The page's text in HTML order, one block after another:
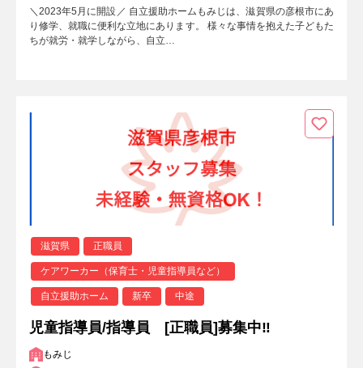
＼2023年5月に開設／ 自立援助ホームもみじは、滋賀県の彦根市にあ
り修学、就職に便利な立地にあります。 様々な事情を抱えた子どもた
ちが就労・就学しながら、自立…
滋賀県 正職員
ケアワーカー（保育士・児童指導員など）
自立援助ホーム 新卒 中途
児童指導員/指導員 [正職員]募集中‼
もみじ